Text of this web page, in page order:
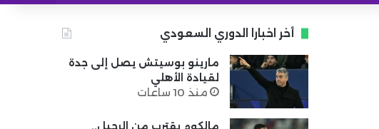
عن
أخر اخبارا الدوري السعودي
مارينو بوسيتش يصل إلى جدة
لقيادة الأهلي
منذ 10 ساعات
مالكوم يقترب من الرحيل..